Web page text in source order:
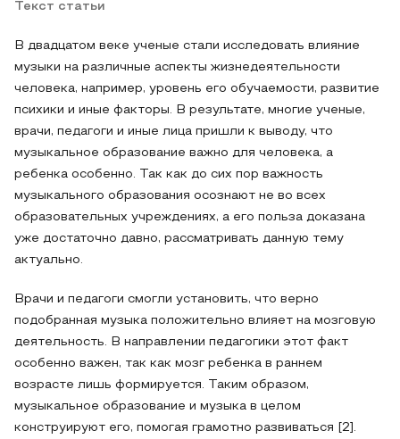
Текст статьи
В двадцатом веке ученые стали исследовать влияние
музыки на различные аспекты жизнедеятельности
человека, например, уровень его обучаемости, развитие
психики и иные факторы. В результате, многие ученые,
врачи, педагоги и иные лица пришли к выводу, что
музыкальное образование важно для человека, а
ребенка особенно. Так как до сих пор важность
музыкального образования осознают не во всех
образовательных учреждениях, а его польза доказана
уже достаточно давно, рассматривать данную тему
актуально.
Врачи и педагоги смогли установить, что верно
подобранная музыка положительно влияет на мозговую
деятельность. В направлении педагогики этот факт
особенно важен, так как мозг ребенка в раннем
возрасте лишь формируется. Таким образом,
музыкальное образование и музыка в целом
конструируют его, помогая грамотно развиваться [2].